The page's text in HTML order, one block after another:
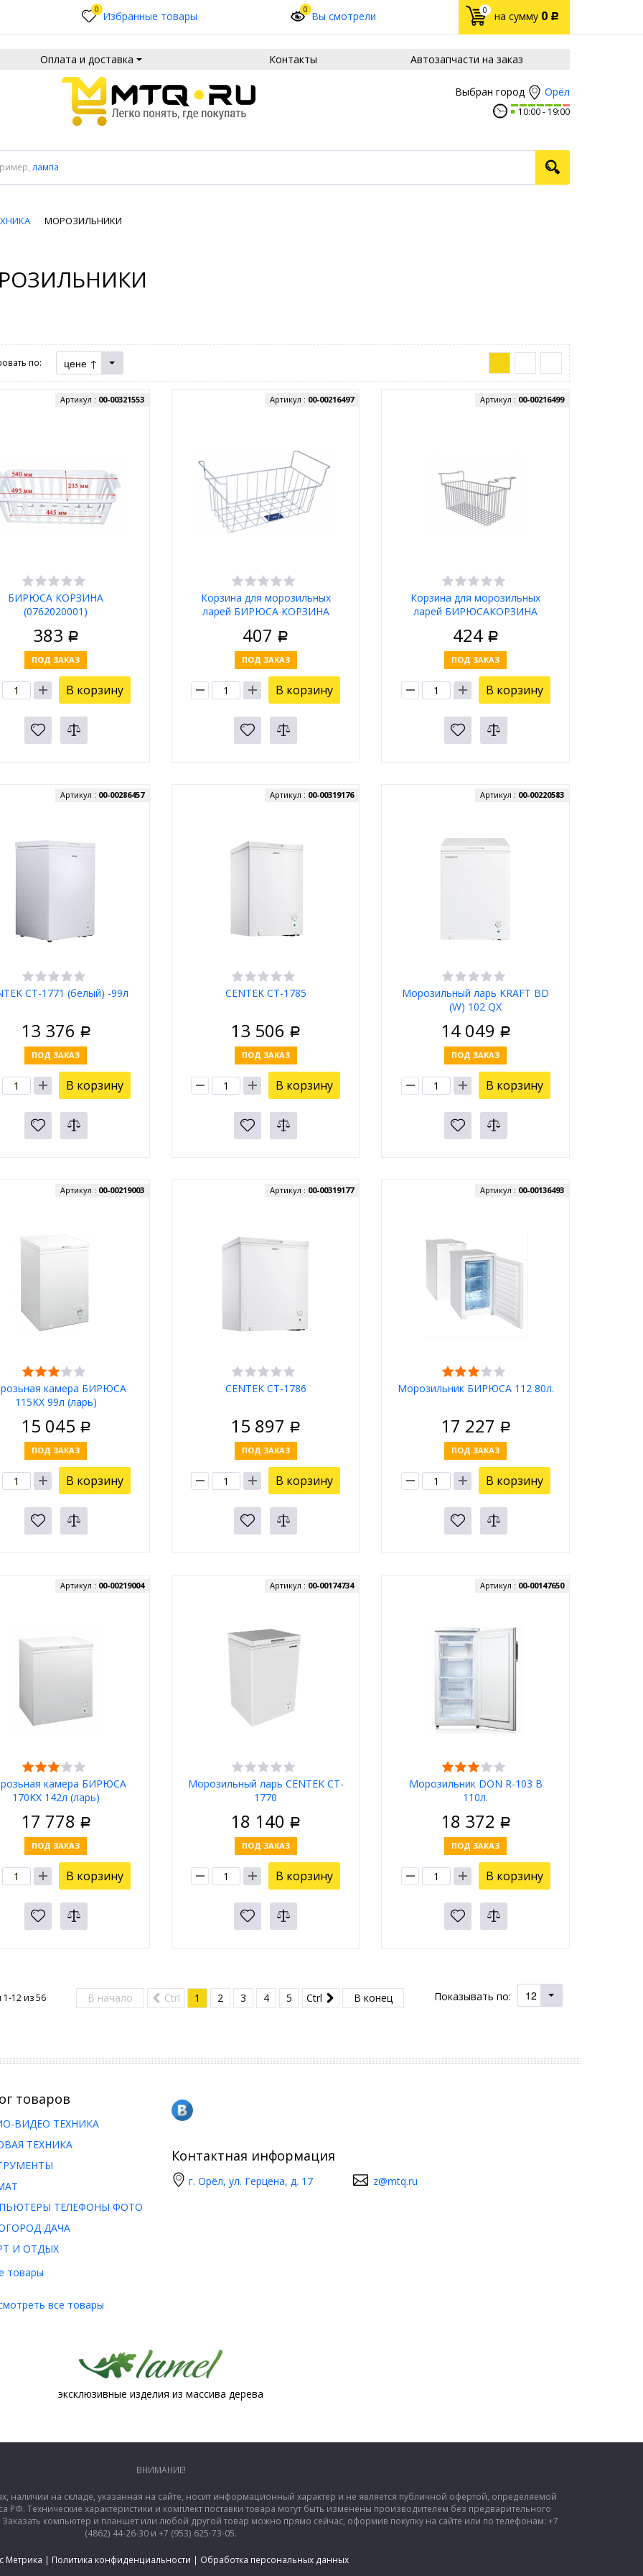
0 Избранные товары 0 Вы смотрели 0 на сумму 0 Р
Оплата и доставка Контакты Автозапчасти на заказ
Выбран город Орёл
10:00 19:00
лампа
МОРОЗИЛЬНИКИ
по: цене ↑
БИРЮСА КОРЗИНА
(0762020001)
Артикул : 00-00321553
383 Р
ПОД ЗАКАЗ
В корзину
Корзина для морозильных
ларей БИРЮСА КОРЗИНА
Артикул : 00-00216497
407 Р
ПОД ЗАКАЗ
В корзину
Корзина для морозильных
ларей БИРЮСАКОРЗИНА
Артикул : 00-00216499
424 Р
ПОД ЗАКАЗ
В корзину
CT-1771 (белый) -99л
Артикул : 00-00286457
13 376 Р
ПОД ЗАКАЗ
В корзину
CENTEK CT-1785
Артикул : 00-00319176
13 506 Р
ПОД ЗАКАЗ
В корзину
Морозильный ларь KRAFT BD
(W) 102 QX
Артикул : 00-00220583
14 049 Р
ПОД ЗАКАЗ
В корзину
камера БИРЮСА
115KX 99л (ларь)
Артикул : 00-00219003
15 045 Р
ПОД ЗАКАЗ
В корзину
CENTEK CT-1786
Артикул : 00-00319177
15 897 Р
ПОД ЗАКАЗ
В корзину
Морозильник БИРЮСА 112 80л.
Артикул : 00-00136493
17 227 Р
ПОД ЗАКАЗ
В корзину
камера БИРЮСА
170KX 142л (ларь)
Артикул : 00-00219004
17 778 Р
ПОД ЗАКАЗ
В корзину
Морозильный ларь CENTEK CT-
1770
Артикул : 00-00174734
18 140 Р
ПОД ЗАКАЗ
В корзину
Морозильник DON R-103 В
110л.
Артикул : 00-00147650
18 372 Р
ПОД ЗАКАЗ
В корзину
Показывать по: 12
12 из56 В начало Ctrl 1 2 3 4 5 Ctrl В конец
товаров
товары
ВИДЕО ТЕХНИКА
ТЕХНИКА
ТЕЛЕФОНЫ ФОТО
ДАЧА
И ОТДЫХ
все товары
Контактная информация
г. Орёл, ул. Герцена, д. 17 z@mtq.ru
эксклюзивные изделия из массива дерева
ВНИМАНИЕ!
наличии на складе, указанная на сайте, носит информационный характер и не является публичной офертой, определяемой
Технические характеристики и комплект поставки товара могут быть изменены производителем без предварительного
компьютер и планшет или любой другой товар можно прямо сейчас, оформив покупку на сайте или по телефонам: +7
(4862) 44-26-30 и +7 (953) 625-73-05.
Метрика | Политика конфиденциальности | Обработка персональных данных